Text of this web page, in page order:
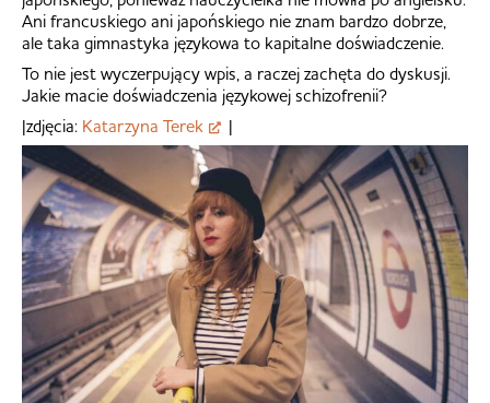
Ani francuskiego ani japońskiego nie znam bardzo dobrze,
ale taka gimnastyka językowa to kapitalne doświadczenie.
To nie jest wyczerpujący wpis, a raczej zachęta do dyskusji.
Jakie macie doświadczenia językowej schizofrenii?
|zdjęcia: Katarzyna Terek |